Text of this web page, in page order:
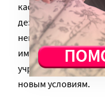
касается варианта
дезинфекционной
непонятно, что
имеющийся опыт
учреждениям
новым условиям.